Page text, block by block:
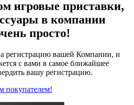
игровые приставки,
в компании
просто!
регистрацию вашей Компании, и
с вами в самое ближайшее
вашу регистрацию.
покупателем!